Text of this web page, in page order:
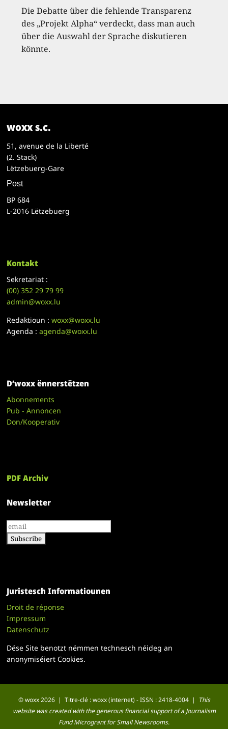
Die Debatte über die fehlende Transparenz
des „Projekt Alpha“ verdeckt, dass man auch
über die Auswahl der Sprache diskutieren
könnte.
woxx s.c.
51, avenue de la Liberté
(2. Stack)
Lëtzebuerg-Gare
Post
BP 684
L-2016 Lëtzebuerg
Kontakt
Sekretariat :
(00)352 29 79 99
admin@woxx.lu
Redaktioun :woxx@woxx.lu
Agenda :agenda@woxx.lu
D’woxx ënnerstëtzen
Abonnements
Pub - Annoncen
Don/Kooperativ
PDF Archiv
Newsletter
Juristesch Informatiounen
Droit de réponse
Impressum
Datenschutz
Dëse Site benotzt nëmmen technesch néideg an
anonymiséiert Cookies.
© woxx 2026 | Titre-clé : woxx (internet) - ISSN : 2418-4004 |
This
website was created with the generous financial support of a Journalism
Fund Microgrant for Small Newsrooms.